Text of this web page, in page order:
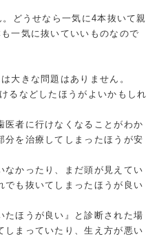
どうせなら一気に4本抜いて親
一気に抜いていいものなので
大きな問題はありません。
るなどしたほうがよいかもしれ
医者に行けなくなることがわか
分を治療してしまったほうが安
なかったり、まだ頭が見えてい
でも抜いてしまったほうが良い
たほうが良い』と診断された場
しまっていたり、生え方が悪い